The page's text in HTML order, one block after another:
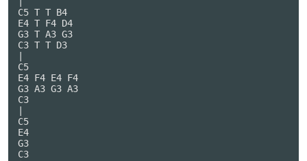
C5 T T B4
E4 T F4 D4
G3 T A3 G3
C3 T T D3
C5
E4 F4 E4 F4
G3 A3 G3 A3
C3
C5
E4
G3
C3